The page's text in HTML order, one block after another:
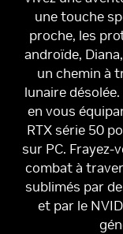
une touche
proche, les
androïde,
un chemin à
lunaire
en vous
RTX série 50
sur PC. Frayez-
combat à
sublimés par
et par le